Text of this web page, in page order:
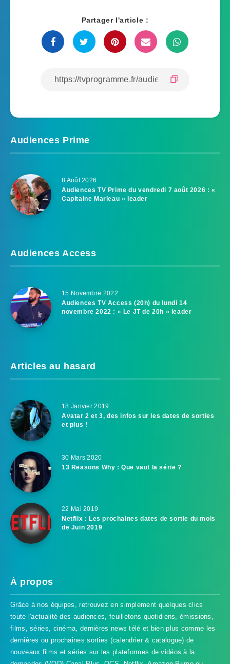
Partager l'article :
Audiences Prime
8 Août 2026
Audiences TV Prime du vendredi 7 août 2026 : «
Capitaine Marleau » leader
Audiences Access
15 Novembre 2022
Audiences TV Access (20h) du lundi 14
novembre 2022 : « Le JT de 20h » leader
Articles au hasard
18 Janvier 2019
Avatar 2 et 3, des infos sur les dates de sorties
et plus !
30 Mars 2020
13 Reasons Why : Que vaut la série ?
22 Mai 2019
Netflix : Les prochaines dates de sortie du mois
de Juin 2019
À propos
Grâce à nos équipes, retrouvez en simplement quelques clics
toute l'actualité des audiences, feuilletons quotidiens, émissions,
films, séries, cinéma, dernières news télé et bien plus comme les
dernières ou prochaines sorties (calendrier & catalogue) de
nouveaux films et séries sur les plateformes de vidéos à la